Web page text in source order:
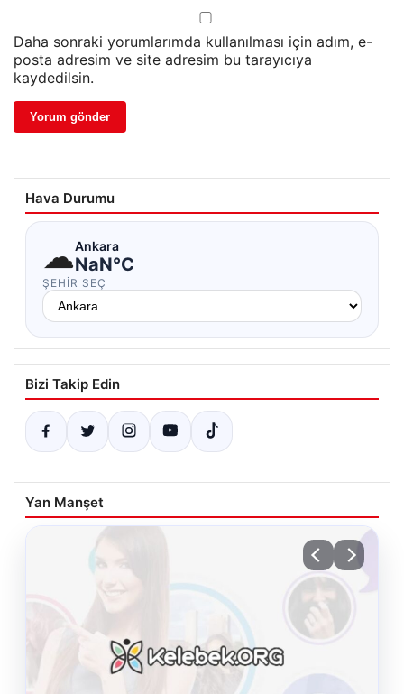
Daha sonraki yorumlarımda kullanılması için adım, e-
posta adresim ve site adresim bu tarayıcıya
kaydedilsin.
Hava Durumu
☁Ankara
NaN°C
ŞEHIR SEÇ
Bizi Takip Edin
Yan Manşet